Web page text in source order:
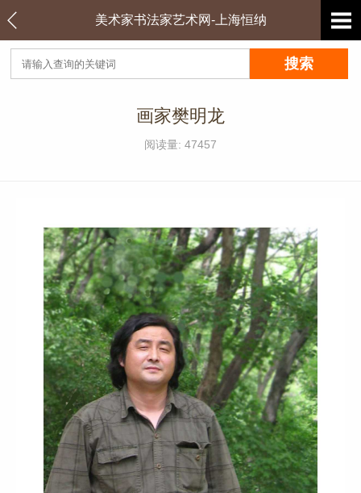
美术家书法家艺术网-上海恒纳
画家樊明龙
阅读量: 47457